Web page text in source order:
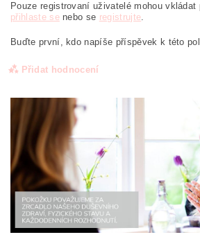
Pouze registrovaní uživatelé mohou
přihlaste senebo se registrujte.
Buďte první, kdo napíše příspěvek k této
Přidat hodnocení